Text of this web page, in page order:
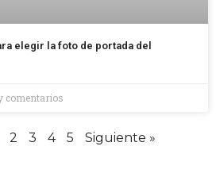
elegir la foto de portada del
comentarios
2 3 4 5 Siguiente »